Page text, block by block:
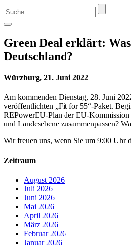
Green Deal erklärt:
Deutschland?
Würzburg, 21. Juni 2022
Am kommenden Dienstag, 28. Juni
veröffentlichten „Fit for 55“-Paket.
REPowerEU-Plan der EU-Kommission
und Landesebene zusammenpassen?
Wir freuen uns, wenn Sie um 9:00 Uhr
Zeitraum
August 2026
Juli 2026
Juni 2026
Mai 2026
April 2026
März 2026
Februar 2026
Januar 2026